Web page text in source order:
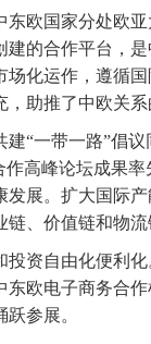
国家分处欧亚
建的合作平台，
场化运作，遵循
助推了中欧关系
一带一路”倡议
作高峰论坛成果
发展。扩大国际
、价值链和物流
自由化便利化
欧电子商务合
参展。